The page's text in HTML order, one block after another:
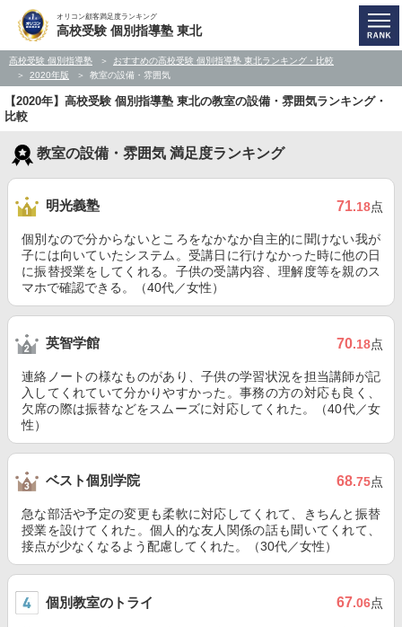
オリコン顧客満足度ランキング
高校受験 個別指導塾 東北
高校受験 個別指導塾
おすすめの高校受験 個別指導塾 東北ランキング・比較
2020年版
教室の設備・雰囲気
【2020年】高校受験 個別指導塾 東北の教室の設備・雰囲気ランキング・
比較
教室の設備・雰囲気 満足度ランキング
明光義塾 71.18点
個別なので分からないところをなかなか自主的に聞けない我が
子には向いていたシステム。受講日に行けなかった時に他の日
に振替授業をしてくれる。子供の受講内容、理解度等を親のス
マホで確認できる。（40代／女性）
英智学館 70.18点
連絡ノートの様なものがあり、子供の学習状況を担当講師が記
入してくれていて分かりやすかった。事務の方の対応も良く、
欠席の際は振替などをスムーズに対応してくれた。（40代／女
性）
ベスト個別学院 68.75点
急な部活や予定の変更も柔軟に対応してくれて、きちんと振替
授業を設けてくれた。個人的な友人関係の話も聞いてくれて、
接点が少なくなるよう配慮してくれた。（30代／女性）
個別教室のトライ 67.06点